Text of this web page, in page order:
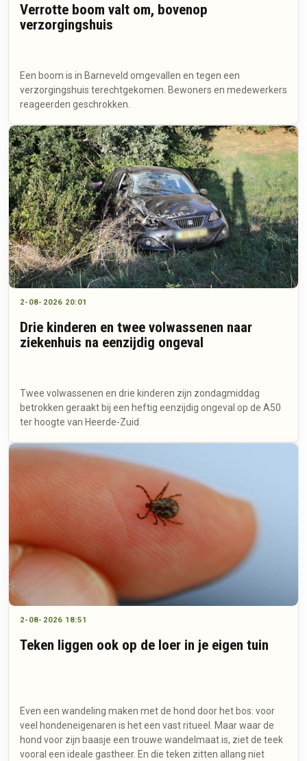
Verrotte boom valt om, bovenop
verzorgingshuis
Een boom is in Barneveld omgevallen en tegen een
verzorgingshuis terechtgekomen. Bewoners en medewerkers
reageerden geschrokken.
2-08-2026 20:01
Drie kinderen en twee volwassenen naar
ziekenhuis na eenzijdig ongeval
Twee volwassenen en drie kinderen zijn zondagmiddag
betrokken geraakt bij een heftig eenzijdig ongeval op de A50
ter hoogte van Heerde-Zuid.
2-08-2026 18:51
Teken liggen ook op de loer in je eigen tuin
Even een wandeling maken met de hond door het bos: voor
veel hondeneigenaren is het een vast ritueel. Maar waar de
hond voor zijn baasje een trouwe wandelmaat is, ziet de teek
vooral een ideale gastheer. En die teken zitten allang niet